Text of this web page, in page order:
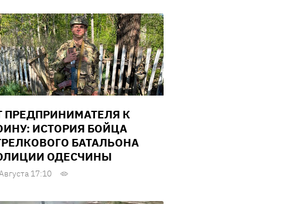
ПРЕДПРИНИМАТЕЛЯ К
ИСТОРИЯ БОЙЦА
БАТАЛЬОНА
ОДЕСЧИНЫ
17:10